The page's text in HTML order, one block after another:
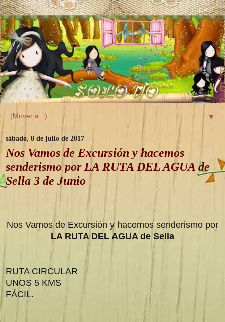
▼
sábado, 8 de julio de 2017
Nos Vamos de Excursión y hacemos
senderismo por LA RUTA DEL AGUA de
Sella 3 de Junio
Nos Vamos de Excursión y hacemos senderismo por
LA RUTA DEL AGUA de Sella
RUTA CIRCULAR
UNOS 5 KMS
FÁCIL.